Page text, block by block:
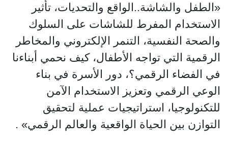
«الطفل والشاشة..الواقع والتحديات، تأثير
الاستخدام المفرط للشاشات على السلوك
والصحة النفسية، التنمر الإلكتروني والمخاطر
الرقمية التي تواجه الأطفال، كيف نحمي أبناءنا
في الفضاء الرقمي؟، دور الأسرة في بناء
الوعي الرقمي وتعزيز الاستخدام الآمن
للتكنولوجيا، استراتيجيات عملية لتحقيق
التوازن بين الحياة الواقعية والعالم الرقمي» .